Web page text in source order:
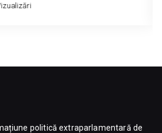
politică extraparlamentară de